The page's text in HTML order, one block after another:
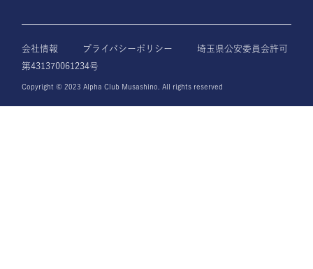
会社情報 プライバシーポリシー
埼玉県公安委員会許可
第431370061234号
Copyright © 2023 Alpha Club Musashino. All rights reserved